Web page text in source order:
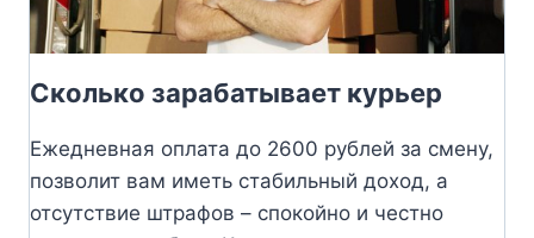
Сколько зарабатывает курьер
Ежедневная оплата до 2600 рублей за смену,
позволит вам иметь стабильный доход, а
отсутствие штрафов – спокойно и честно